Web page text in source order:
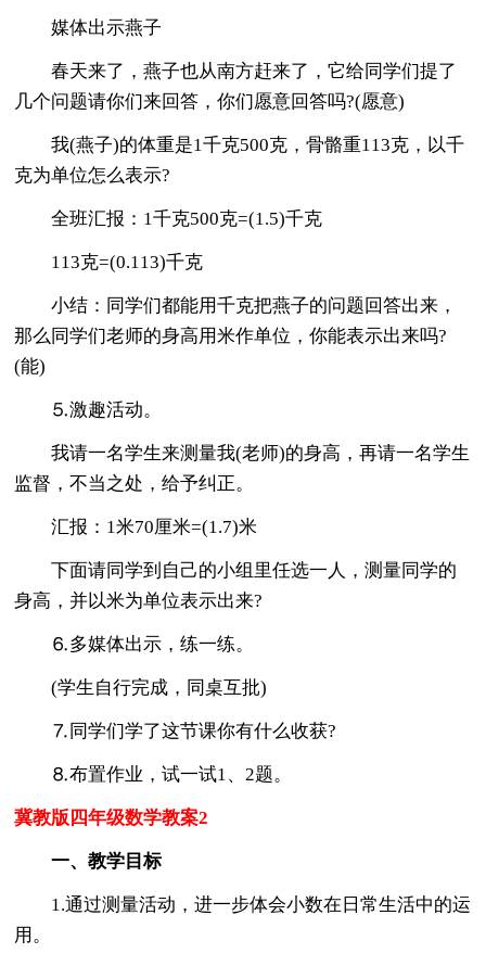
媒体出示燕子
春天来了，燕子也从南方赶来了，它给同学们提了
几个问题请你们来回答，你们愿意回答吗?(愿意)
我(燕子)的体重是1千克500克，骨骼重113克，以千
克为单位怎么表示?
全班汇报：1千克500克=(1.5)千克
113克=(0.113)千克
小结：同学们都能用千克把燕子的问题回答出来，
那么同学们老师的身高用米作单位，你能表示出来吗?
(能)
⒌激趣活动。
我请一名学生来测量我(老师)的身高，再请一名学生
监督，不当之处，给予纠正。
汇报：1米70厘米=(1.7)米
下面请同学到自己的小组里任选一人，测量同学的
身高，并以米为单位表示出来?
⒍多媒体出示，练一练。
(学生自行完成，同桌互批)
⒎同学们学了这节课你有什么收获?
⒏布置作业，试一试1、2题。
冀教版四年级数学教案2
一、教学目标
1.通过测量活动，进一步体会小数在日常生活中的运
用。